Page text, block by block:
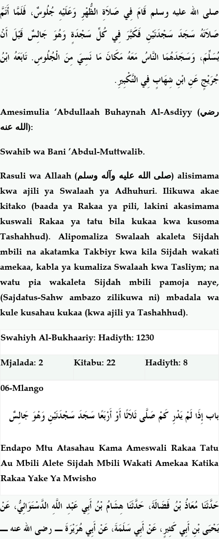
صلى الله عليه وسلم قَامَ فِي صَلاَةِ الظُّهْرِ وَعَلَيْهِ جُلُوسٌ، فَلَمَّا أَتَمَّ
صَلاَتَهُ سَجَدَ سَجْدَتَيْنِ فَكَبَّرَ فِي كُلِّ سَجْدَةٍ وَهُوَ جَالِسٌ قَبْلَ أَنْ
يُسَلِّمَ، وَسَجَدَهُمَا النَّاسُ مَعَهُ مَكَانَ مَا نَسِيَ مِنَ الْجُلُوسِ‏.‏ تَابَعَهُ ابْنُ
جُرَيْجٍ عَنِ ابْنِ شِهَابٍ فِي التَّكْبِيرِ‏.‏
Amesimulia ‘Abdullaah Buhaynah Al-Asdiyy (رضي
الله عنه):
Swahib wa Bani ’Abdul-Muttwalib.
Rasuli wa Allaah (صلى الله عليه وآله وسلم) alisimama
kwa ajili ya Swalaah ya Adhuhuri. Ilikuwa akae
kitako (baada ya Rakaa ya pili, lakini akasimama
kuswali Rakaa ya tatu bila kukaa kwa kusoma
Tashahhud). Alipomaliza Swalaah akaleta Sijdah
mbili na akatamka Takbiyr kwa kila Sijdah wakati
amekaa, kabla ya kumaliza Swalaah kwa Tasliym; na
watu pia wakaleta Sijdah mbili pamoja naye,
(Sajdatus-Sahw ambazo zilikuwa ni) mbadala wa
kule kusahau kukaa (kwa ajili ya Tashahhud).
Swahiyh Al-Bukhaariy: Hadiyth: 1230
Mjalada: 2 Kitabu: 22 Hadiyth: 8
06-Mlango
باب إِذَا لَمْ يَدْرِ كَمْ صَلَّى ثَلاَثًا أَوْ أَرْبَعًا سَجَدَ سَجْدَتَيْنِ وَهْوَ جَالِسٌ
Endapo Mtu Atasahau Kama Ameswali Rakaa Tatu
Au Mbili Alete Sijdah Mbili Wakati Amekaa Katika
Rakaa Yake Ya Mwisho
حَدَّثَنَا مُعَاذُ بْنُ فَضَالَةَ، حَدَّثَنَا هِشَامُ بْنُ أَبِي عَبْدِ اللَّهِ الدَّسْتَوَائِيُّ، عَنْ
يَحْيَى بْنِ أَبِي كَثِيرٍ، عَنْ أَبِي سَلَمَةَ، عَنْ أَبِي هُرَيْرَةَ ـ رضى الله عنه ـ